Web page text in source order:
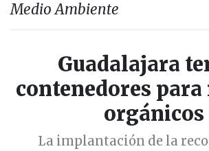
Medio Ambiente
Guadalajara
contenedores para
orgánicos
La implantación de la